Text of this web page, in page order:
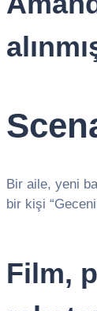
Bir aile, yeni
bir kişi
Film,